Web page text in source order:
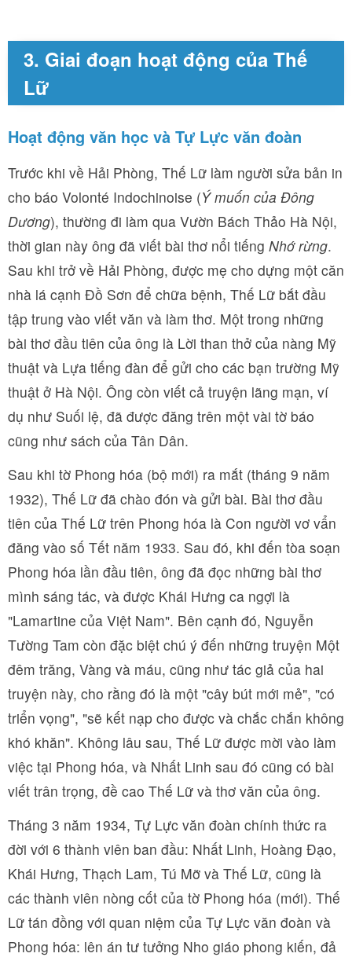
3. Giai đoạn hoạt động của Thế
Lữ
Hoạt động văn học và Tự Lực văn đoàn
Trước khi về Hải Phòng, Thế Lữ làm người sửa bản in
cho báo Volonté Indochinoise (Ý muốn của Đông
Dương), thường đi làm qua Vườn Bách Thảo Hà Nội,
thời gian này ông đã viết bài thơ nổi tiếng Nhớ rừng.
Sau khi trở về Hải Phòng, được mẹ cho dựng một căn
nhà lá cạnh Đồ Sơn để chữa bệnh, Thế Lữ bắt đầu
tập trung vào viết văn và làm thơ. Một trong những
bài thơ đầu tiên của ông là Lời than thở của nàng Mỹ
thuật và Lựa tiếng đàn để gửi cho các bạn trường Mỹ
thuật ở Hà Nội. Ông còn viết cả truyện lãng mạn, ví
dụ như Suối lệ, đã được đăng trên một vài tờ báo
cũng như sách của Tân Dân.
Sau khi tờ Phong hóa (bộ mới) ra mắt (tháng 9 năm
1932), Thế Lữ đã chào đón và gửi bài. Bài thơ đầu
tiên của Thế Lữ trên Phong hóa là Con người vơ vẩn
đăng vào số Tết năm 1933. Sau đó, khi đến tòa soạn
Phong hóa lần đầu tiên, ông đã đọc những bài thơ
mình sáng tác, và được Khái Hưng ca ngợi là
"Lamartine của Việt Nam". Bên cạnh đó, Nguyễn
Tường Tam còn đặc biệt chú ý đến những truyện Một
đêm trăng, Vàng và máu, cũng như tác giả của hai
truyện này, cho rằng đó là một "cây bút mới mẻ", "có
triển vọng", "sẽ kết nạp cho được và chắc chắn không
khó khăn". Không lâu sau, Thế Lữ được mời vào làm
việc tại Phong hóa, và Nhất Linh sau đó cũng có bài
viết trân trọng, đề cao Thế Lữ và thơ văn của ông.
Tháng 3 năm 1934, Tự Lực văn đoàn chính thức ra
đời với 6 thành viên ban đầu: Nhất Linh, Hoàng Đạo,
Khái Hưng, Thạch Lam, Tú Mỡ và Thế Lữ, cũng là
các thành viên nòng cốt của tờ Phong hóa (mới). Thế
Lữ tán đồng với quan niệm của Tự Lực văn đoàn và
Phong hóa: lên án tư tưởng Nho giáo phong kiến, đả